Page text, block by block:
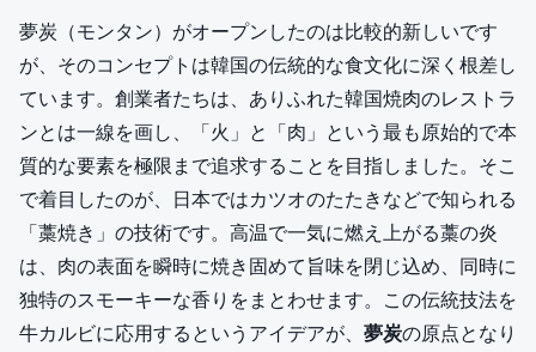
夢炭（モンタン）がオープンしたのは比較的新しいです
が、そのコンセプトは韓国の伝統的な食文化に深く根差し
ています。創業者たちは、ありふれた韓国焼肉のレストラ
ンとは一線を画し、「火」と「肉」という最も原始的で本
質的な要素を極限まで追求することを目指しました。そこ
で着目したのが、日本ではカツオのたたきなどで知られる
「藁焼き」の技術です。高温で一気に燃え上がる藁の炎
は、肉の表面を瞬時に焼き固めて旨味を閉じ込め、同時に
独特のスモーキーな香りをまとわせます。この伝統技法を
牛カルビに応用するというアイデアが、 夢炭の原点となり